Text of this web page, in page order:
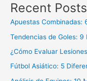
Recent Posts
Apuestas Combinadas:
Tendencias de Goles:
¿Cómo Evaluar
Fútbol Asiático: 5